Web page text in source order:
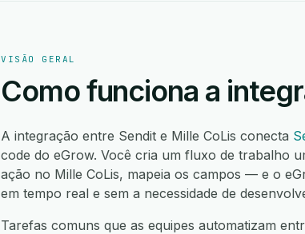
VISÃO GERAL
Como funciona a
A integração entre Sendit e Mille CoLis conecta
code do eGrow. Você cria um fluxo de trabalho
ação no Mille CoLis, mapeia os campos — e o
em tempo real e sem a necessidade de
Tarefas comuns que as equipes automatizam